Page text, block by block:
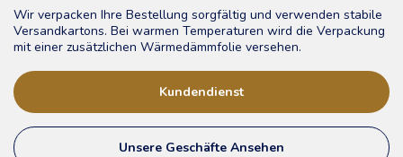
Wir verpacken Ihre Bestellung sorgfältig und verwenden stabile
Versandkartons. Bei warmen Temperaturen wird die Verpackung
mit einer zusätzlichen Wärmedämmfolie versehen.
Kundendienst
Unsere Geschäfte Ansehen